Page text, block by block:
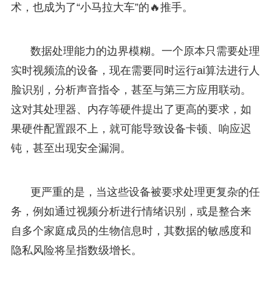
术，也成为了“小马拉大车”的🔥推手。
数据处理能力的边界模糊。一个原本只需要处理
实时视频流的设备，现在需要同时运行ai算法进行人
脸识别，分析声音指令，甚至与第三方应用联动。
这对其处理器、内存等硬件提出了更高的要求，如
果硬件配置跟不上，就可能导致设备卡顿、响应迟
钝，甚至出现安全漏洞。
更严重的是，当这些设备被要求处理更复杂的任
务，例如通过视频分析进行情绪识别，或是整合来
自多个家庭成员的生物信息时，其数据的敏感度和
隐私风险将呈指数级增长。